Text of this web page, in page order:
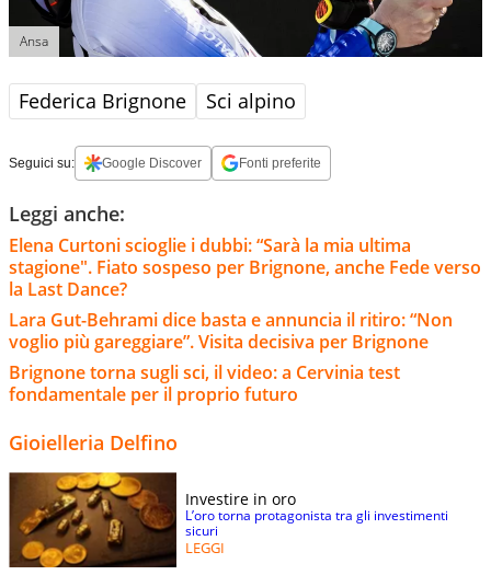
Ansa
Federica Brignone Sci alpino
Seguici su: Google Discover Fonti preferite
Leggi anche:
Elena Curtoni scioglie i dubbi: “Sarà la mia ultima
stagione". Fiato sospeso per Brignone, anche Fede verso
la Last Dance?
Lara Gut-Behrami dice basta e annuncia il ritiro: “Non
voglio più gareggiare”. Visita decisiva per Brignone
Brignone torna sugli sci, il video: a Cervinia test
fondamentale per il proprio futuro
Gioielleria Delfino
Investire in oro
L’oro torna protagonista tra gli investimenti
sicuri
LEGGI